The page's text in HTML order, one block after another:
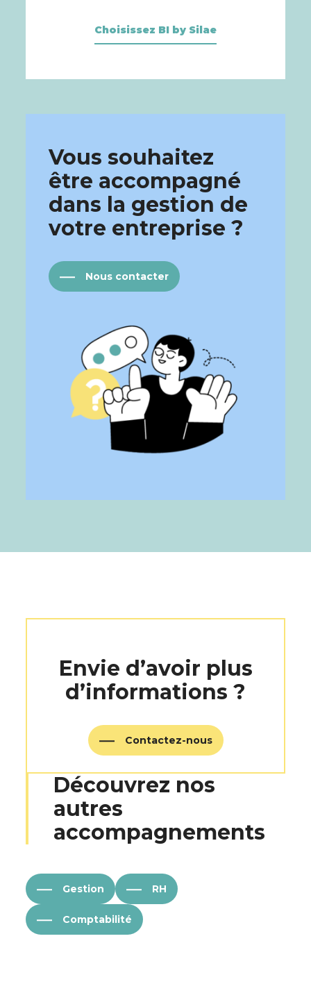
Choisissez BI by Silae
Vous souhaitez
être accompagné
dans la gestion de
votre entreprise ?
Nous contacter
Envie d’avoir plus
d’informations ?
Contactez-nous
Découvrez nos
autres
accompagnements
Gestion RH
Comptabilité